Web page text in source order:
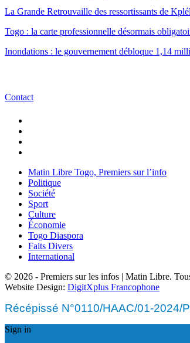
La Grande Retrouvaille des ressortissants de
Togo : la carte professionnelle désormais
Inondations : le gouvernement débloque 1,14
Contact
Matin Libre Togo, Premiers sur l’info
Politique
Société
Sport
Culture
Économie
Togo Diaspora
Faits Divers
International
© 2026 - Premiers sur les infos | Matin Libre.
Website Design: DigitXplus Francophone
Récépissé N°0110/HAAC/01-2024/
Sign in